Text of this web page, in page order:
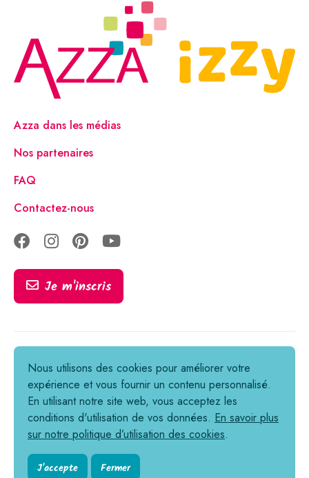
Azza dans les médias
Nos partenaires
FAQ
Contactez-nous
Je m'inscris
Tous droits réservés © 2021-2026
Informations légales
Politique de confidentialité
Cookies
Conditions générales de vente
Nous utilisons des cookies pour améliorer votre
expérience et vous fournir un contenu personnalisé.
En utilisant notre site web, vous acceptez les
conditions d'utilisation de vos données. En savoir plus
sur notre politique d’utilisation des cookies.
J'accepte Fermer